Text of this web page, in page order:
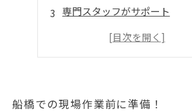
専門スタッフがサポート
ハイクオリティな引っ越し支援
船橋での現場作業前に準備！